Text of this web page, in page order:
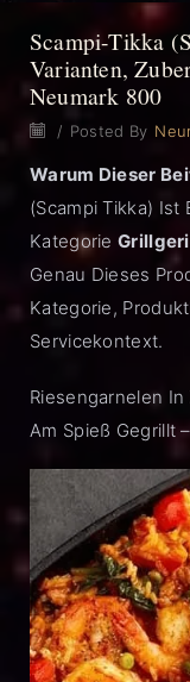
Scampi-Tikka
Varianten,
Neumark 800
/ Posted By
Warum Dieser
(Scampi Tikka) Ist
Kategorie
Genau Dieses
Kategorie,
Servicekontext.
Riesengarnelen
Am Spieß Gegrillt